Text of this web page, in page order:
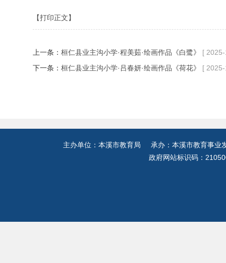
【打印正文】
上一条： 桓仁县业主沟小学·程美茹·绘画作品《白鹭》
[
下一条： 桓仁县业主沟小学·吕春妍·绘画作品《荷花》 [
主办单位：本溪市教育局 承办：本溪市教育事
政府网站标识码：